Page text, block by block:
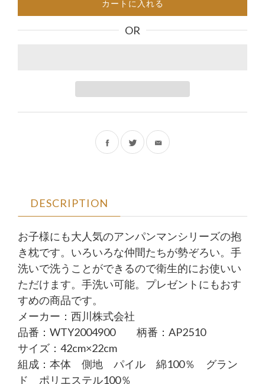
カートに入れる
OR
フ
ス
ブ
ッ
ク
シ
ェ
ア
ツ
タ
ー
で
シ
ア
DESCRIPTION
お子様にも大人気のアンパンマンシリーズの抱
き枕です。いろいろな仲間たちが勢ぞろい。手
洗いで洗うことができるので衛生的にお使いい
ただけます。手洗い可能。プレゼントにもおす
すめの商品です。
メーカー：西川株式会社
品番：WTY2004900 柄番：AP2510
サイズ：42cm×22cm
組成：本体 側地 パイル 綿100％ グラン
ド ポリエステル100％